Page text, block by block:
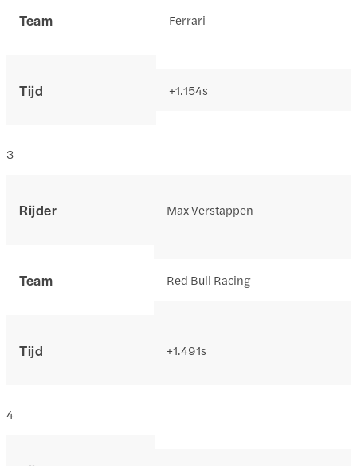
Team
Tijd
Ferrari
+1.154s
Rijder
Team
Tijd
3
Max Verstappen
Red Bull Racing
+1.491s
4